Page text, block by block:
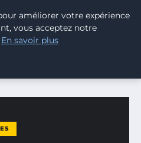
CARBONE ET LEUR…
améliorer votre expérience
vous acceptez notre
En savoir plus